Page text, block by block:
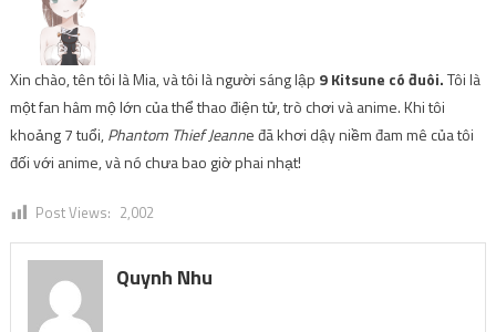
Xin chào, tên tôi là Mia, và tôi là người sáng lập 9 Kitsune có đuôi.Tôi là
một fan hâm mộ lớn của thể thao điện tử, trò chơi và anime. Khi tôi
khoảng 7 tuổi,Phantom Thief Jeanne đã khơi dậy niềm đam mê của tôi
đối với anime, và nó chưa bao giờ phai nhạt!
Post Views: 2,002
Quynh Nhu